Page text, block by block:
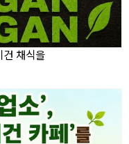
채식을